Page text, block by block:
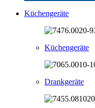
Küchengeräte
Küchengeräte
Drankgeräte